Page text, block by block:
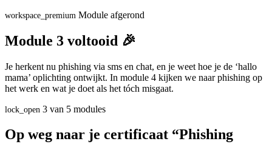
workspace_premium Module afgerond
Module 3 voltooid 🎉
Je herkent nu phishing via sms en chat, en je weet hoe je de ‘hallo
mama’ oplichting ontwijkt. In module 4 kijken we naar phishing op
het werk en wat je doet als het tóch misgaat.
lock_open 3 van 5 modules
Op weg naar je certificaat “Phishing